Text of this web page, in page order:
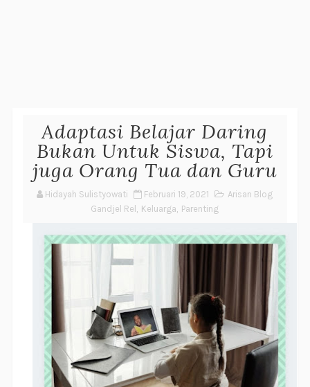
Adaptasi Belajar Daring
Bukan Untuk Siswa, Tapi
juga Orang Tua dan Guru
Hidayah Sulistyowati Februari 19, 2021
Arisan Blog
Gandjel Rel , Keluarga, Parenting